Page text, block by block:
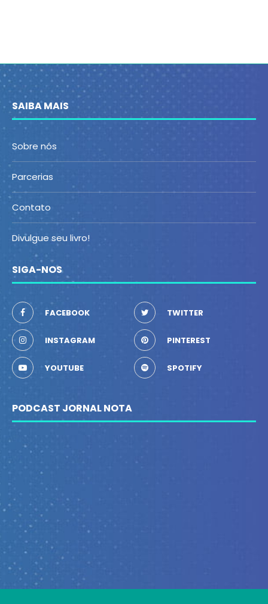
SAIBA MAIS
Sobre nós
Parcerias
Contato
Divulgue seu livro!
SIGA-NOS
FACEBOOK TWITTER
INSTAGRAM PINTEREST
YOUTUBE SPOTIFY
PODCAST JORNAL NOTA